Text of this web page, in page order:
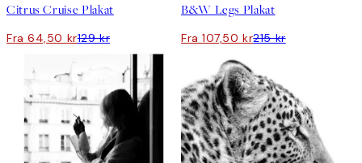
Citrus Cruise Plakat
Fra 64,50 kr129 kr
B&W Legs Plakat
Fra 107,50 kr215 kr